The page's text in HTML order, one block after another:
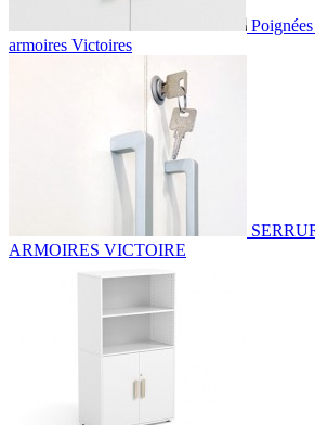
armoires Victoires
ARMOIRES VICTOIRE